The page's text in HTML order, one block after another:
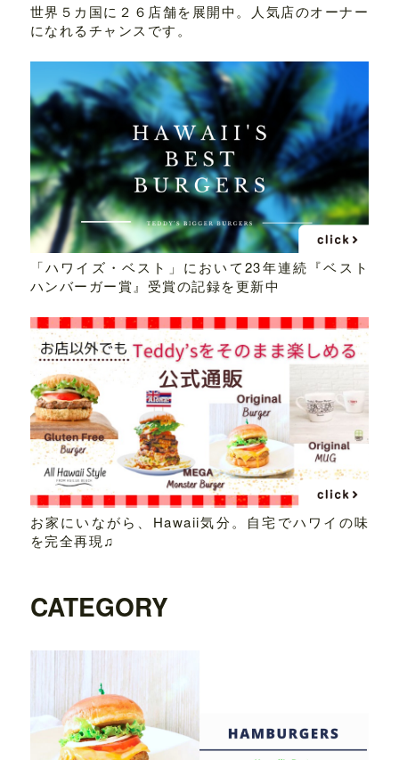
世界５カ国に２６店舗を展開中。人気店のオーナー
になれるチャンスです。
「ハワイズ・ベスト」において23年連続『ベスト
ハンバーガー賞』受賞の記録を更新中
お家にいながら、Hawaii気分。自宅でハワイの味
を完全再現♫
CATEGORY